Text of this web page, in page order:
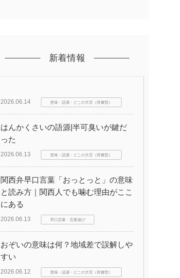
新着情報
2026.06.14 意味・語源・どこの方言（辞書型）
はんかくさいの語源|半可臭いが鍵だ
った
2026.06.13 意味・語源・どこの方言（辞書型）
関西弁早口言葉「おっとっと」の意味
と読み方｜関西人でも噛む理由がここ
にある
2026.06.13 早口言葉・言葉遊び
おぞいの意味は何？地域差で誤解しや
すい
2026.06.12 意味・語源・どこの方言（辞書型）